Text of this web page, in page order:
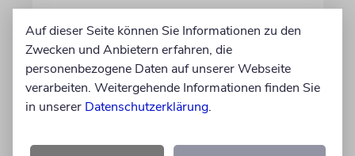
einem »Tag des Zorns« aufgerufen hätten,
sollen sich Israelis bedeckt halten, warnt das
israelische Außenministerium
Auf dieser Seite können Sie Informationen zu den
Zwecken und Anbietern erfahren, die
personenbezogene Daten auf unserer Webseite
verarbeiten. Weitergehende Informationen finden Sie
in unserer Datenschutzerklärung.